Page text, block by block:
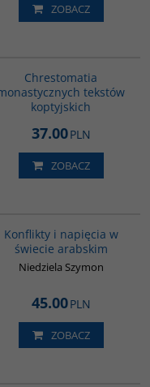
ZOBACZ
Chrestomatia
tekstów
koptyjskich
37.00PLN
ZOBACZ
Konflikty i napięcia w
świecie arabskim
Niedziela Szymon
45.00PLN
ZOBACZ